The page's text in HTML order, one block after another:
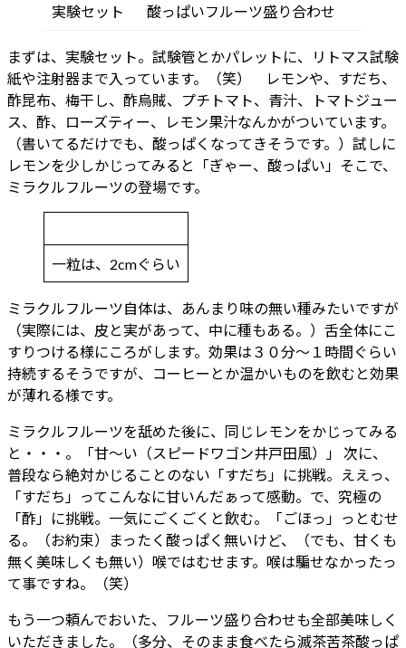
実験セット 酸っぱいフルーツ盛り合わせ
まずは、実験セット。試験管とかパレットに、リトマス試験
紙や注射器まで入っています。（笑） レモンや、すだち、
酢昆布、梅干し、酢烏賊、プチトマト、青汁、トマトジュー
ス、酢、ローズティー、レモン果汁なんかがついています。
（書いてるだけでも、酸っぱくなってきそうです。）試しに
レモンを少しかじってみると「ぎゃー、酸っぱい」そこで、
ミラクルフルーツの登場です。
一粒は、2cmぐらい
ミラクルフルーツ自体は、あんまり味の無い種みたいですが
（実際には、皮と実があって、中に種もある。）舌全体にこ
すりつける様にころがします。効果は３０分～１時間ぐらい
持続するそうですが、コーヒーとか温かいものを飲むと効果
が薄れる様です。
ミラクルフルーツを舐めた後に、同じレモンをかじってみる
と・・・。「甘～い（スピードワゴン井戸田風）」 次に、
普段なら絶対かじることのない「すだち」に挑戦。ええっ、
「すだち」ってこんなに甘いんだぁって感動。で、究極の
「酢」に挑戦。一気にごくごくと飲む。「ごほっ」っとむせ
る。（お約束）まったく酸っぱく無いけど、（でも、甘くも
無く美味しくも無い）喉ではむせます。喉は騙せなかったっ
て事ですね。（笑）
もう一つ頼んでおいた、フルーツ盛り合わせも全部美味しく
いただきました。（多分、そのまま食べたら滅茶苦茶酸っぱ